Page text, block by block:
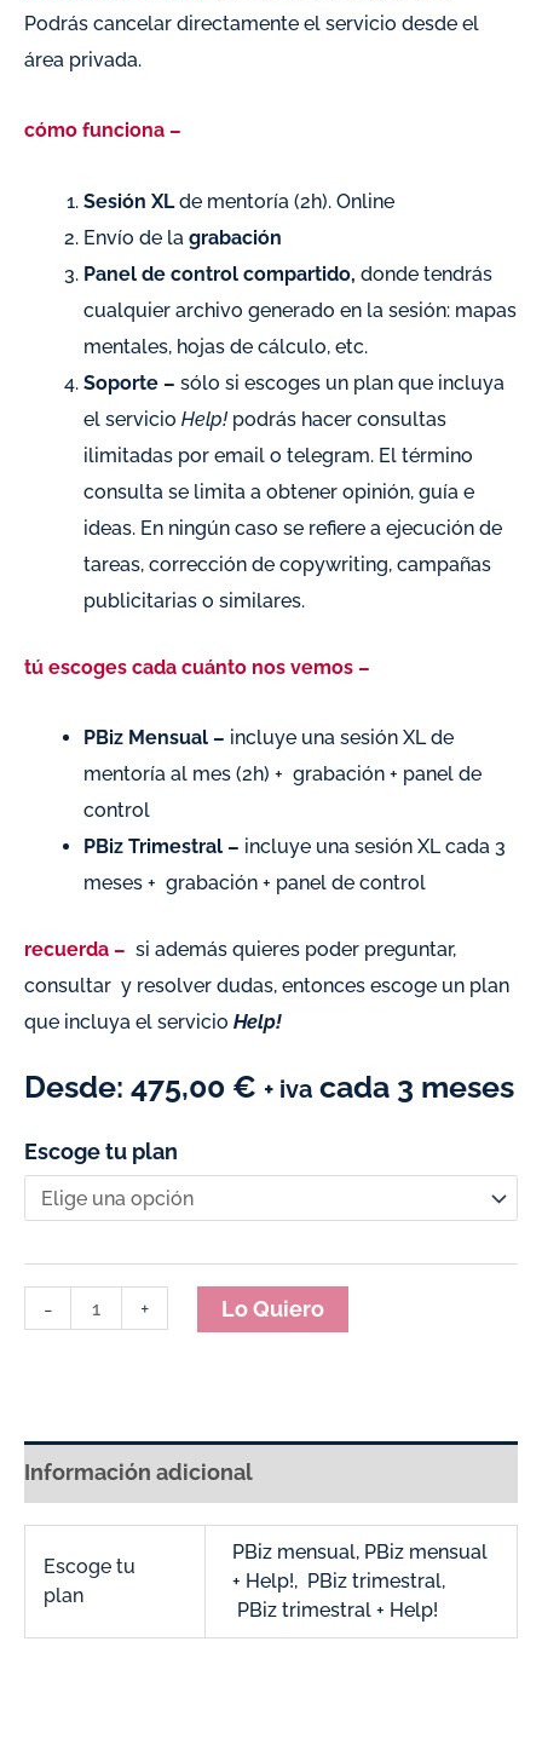
Podrás cancelar directamente el servicio desde el
área privada.
cómo funciona –
Sesión XLde mentoría (2h). Online
Envío de lagrabación
Panel de control compartido, donde tendrás
cualquier archivo generado en la sesión: mapas
mentales, hojas de cálculo, etc.
Soporte – sólo si escoges un plan que incluya
el servicioHelp! podrás hacer consultas
ilimitadas por email o telegram. El término
consulta se limita a obtener opinión, guía e
ideas. En ningún caso se refiere a ejecución de
tareas, corrección de copywriting, campañas
publicitarias o similares.
tú escoges cada cuánto nos vemos –
PBiz Mensual – incluye una sesión XL de
mentoría al mes (2h) + grabación + panel de
control
PBiz Trimestral – incluye una sesión XL cada 3
meses + grabación + panel de control
recuerda – si además quieres poder preguntar,
consultar y resolver dudas, entonces escoge un plan
que incluya el servicio Help!
Desde: 475,00 € + iva cada 3 meses
Escoge tu plan
- + Lo Quiero
Información adicional
Escoge tu
plan
PBiz mensual, PBiz mensual
+ Help!, PBiz trimestral,
PBiz trimestral + Help!